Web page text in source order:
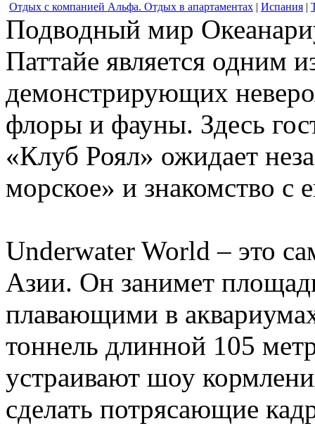
Отдых с компанией Альфа. Отдых в апартаментах | Испания |
Подводный мир
Паттайе является одним
демонстрирующих
флоры и фауны. Здесь
«Клуб Роял» ожидает
морское» и знакомство с
Underwater World – это
Азии. Он занимет
плавающими в
тоннель длинной 105
устраивают шоу
сделать потрясающие